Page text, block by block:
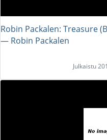
Robin Packalen: Treasure
― Robin Packalen
Julkaistu